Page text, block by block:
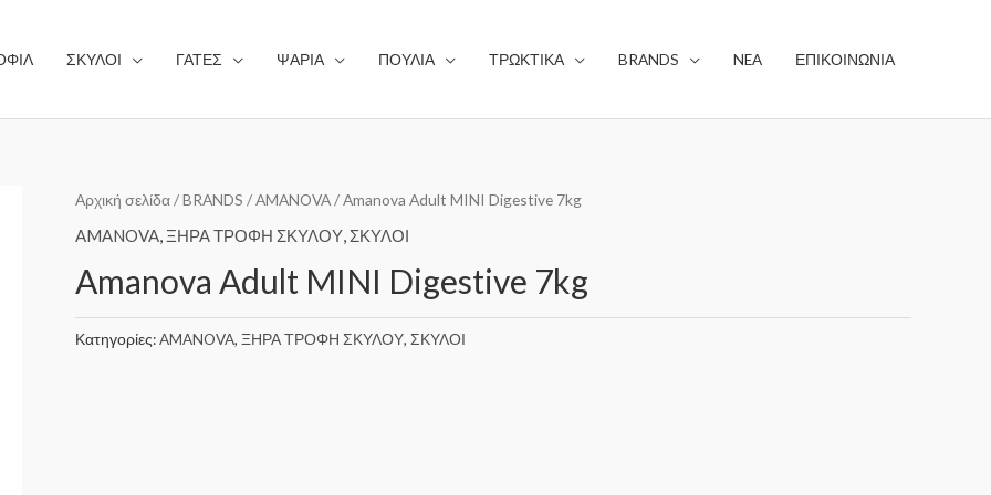
ΣΚΥΛΟΙ ΓΑΤΕΣ ΨΑΡΙΑ ΠΟΥΛΙΑ ΤΡΩΚΤΙΚΑ BRANDS NEA ΕΠΙΚΟΙΝΩΝΙΑ
Αρχική σελίδα/BRANDS /AMANOVA/ Amanova Adult MINI Digestive 7kg
AMANOVA, ΞΗΡΑ ΤΡΟΦΗ ΣΚΥΛΟΥ, ΣΚΥΛΟΙ
Amanova Adult MINI Digestive 7kg
Κατηγορίες:AMANOVA, ΞΗΡΑ ΤΡΟΦΗ ΣΚΥΛΟΥ, ΣΚΥΛΟΙ